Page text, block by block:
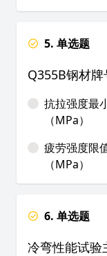
5. 单选题
Q355B钢材
抗拉强度最
（MPa）
疲劳强度限
（MPa）
6. 单选题
冷弯性能试